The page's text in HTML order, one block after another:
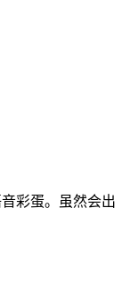
彩蛋。虽然会出